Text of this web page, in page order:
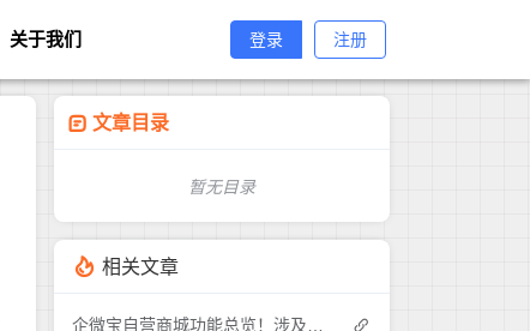
关于我们 登录 注册
文章目录
暂无目录
相关文章